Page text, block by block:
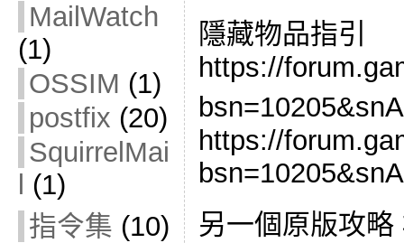
MailWatch
(1)
OSSIM (1)
postfix (20)
SquirrelMai
(1)
指令集 (10)
隱藏物品指引
https://
https://
另一個原版攻